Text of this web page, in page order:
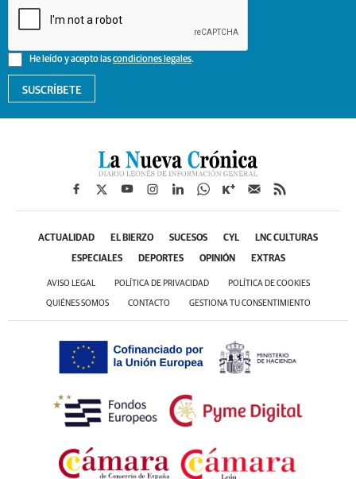
He leído y acepto lascondiciones legales.
SUSCRÍBETE
ACTUALIDAD EL BIERZO SUCESOS CYL LNC CULTURAS
ESPECIALES DEPORTES OPINIÓN EXTRAS
AVISO LEGAL POLÍTICA DE PRIVACIDAD POLÍTICA DE COOKIES
QUIÉNES SOMOS CONTACTO GESTIONA TU CONSENTIMIENTO